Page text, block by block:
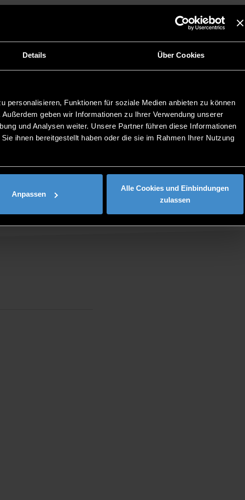
Details Über Cookies
personalisieren, Funktionen für soziale Medien anbieten zu können
geben wir Informationen zu Ihrer Verwendung unserer
und Analysen weiter. Unsere Partner führen diese Informationen
ihnen bereitgestellt haben oder die sie im Rahmen Ihrer Nutzung
Anpassen
Alle Cookies und Einbindungen
zulassen
Leitung-